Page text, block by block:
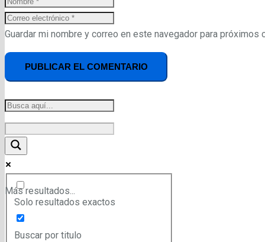
Guardar mi nombre y correo en este navegador para próximos
PUBLICAR EL COMENTARIO
Más resultados...
Solo resultados exactos
Buscar por titulo